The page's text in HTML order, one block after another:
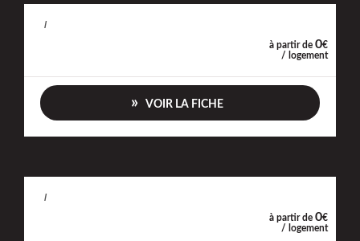
/
à partir de 0€
/ logement
VOIR LA FICHE
/
à partir de 0€
/ logement